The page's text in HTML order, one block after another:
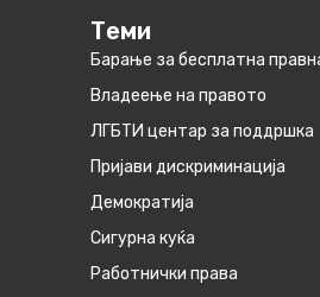
Теми
Барање за бесплатна
Владеење на правото
ЛГБТИ центар за поддршка
Пријави дискриминација
Демократија
Сигурна куќа
Работнички права